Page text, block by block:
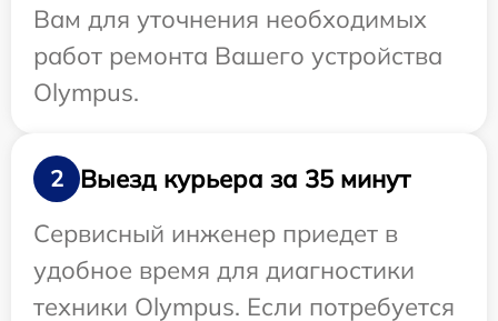
Вам для уточнения необходимых
работ ремонта Вашего устройства
Olympus.
2
Выезд курьера за 35 минут
Сервисный инженер приедет в
удобное время для диагностики
техники Olympus. Если потребуется